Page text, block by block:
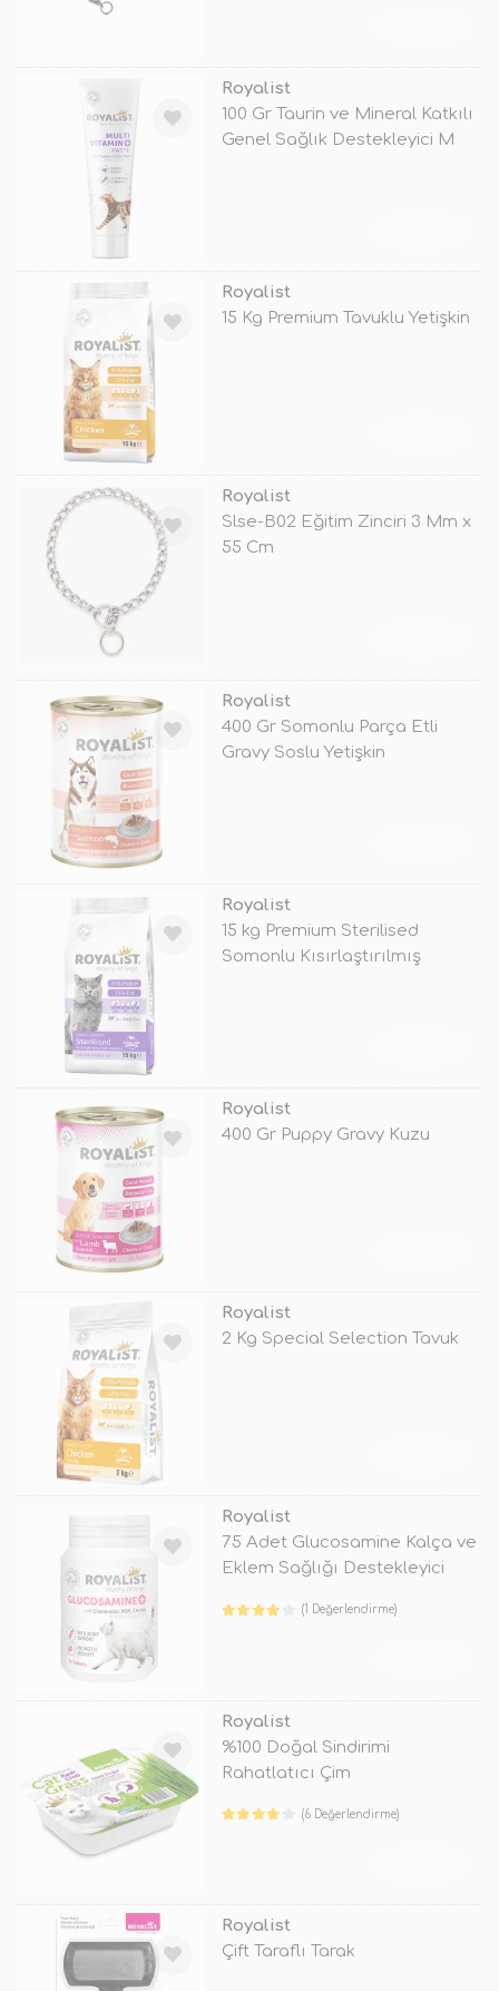
Royalist
100 Gr Taurin ve Mineral Katkılı
Genel Sağlık Destekleyici M
Royalist
15 Kg Premium Tavuklu Yetişkin
Royalist
Slse-B02 Eğitim Zinciri 3 Mm x
55 Cm
Royalist
400 Gr Somonlu Parça Etli
Gravy Soslu Yetişkin
Royalist
15 kg Premium Sterilised
Somonlu Kısırlaştırılmış
Royalist
400 Gr Puppy Gravy Kuzu
Royalist
2 Kg Special Selection Tavuk
Royalist
75 Adet Glucosamine Kalça ve
Eklem Sağlığı Destekleyici
(1 Değerlendirme)
Royalist
%100 Doğal Sindirimi
Rahatlatıcı Çim
(6 Değerlendirme)
Royalist
Çift Taraflı Tarak